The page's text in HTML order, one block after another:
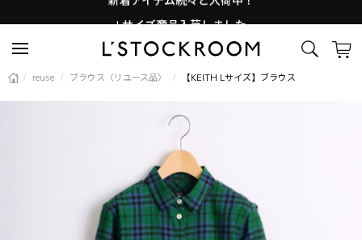
新着アイテム続々と入荷中！
/ reuse / ブラウス〈リユース品〉 / 【KEITH Lサイズ】ブラウス